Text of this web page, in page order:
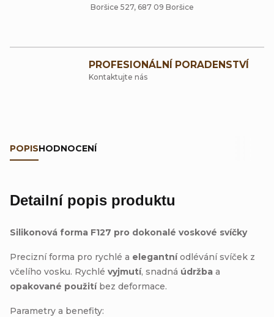
Boršice 527, 687 09 Boršice
PROFESIONÁLNÍ PORADENSTVÍ
Kontaktujte nás
POPISHODNOCENÍ
Detailní popis produktu
Silikonová forma F127 pro dokonalé voskové svíčky
Precizní forma pro rychlé a elegantníodlévání svíček z
včelího vosku. Rychlé vyjmutí, snadná údržba a
opakované použitíbez deformace.
Parametry a benefity: